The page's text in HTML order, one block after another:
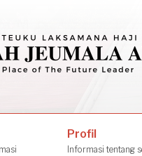
Profil
Informasi tentang